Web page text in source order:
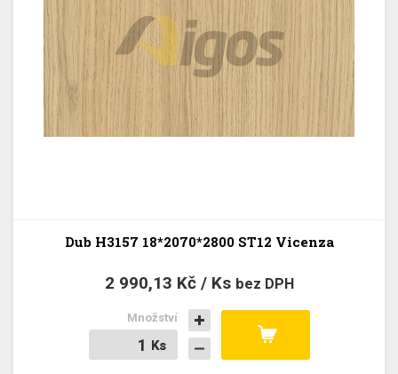
Dub H3157 18*2070*2800 ST12 Vicenza
2 990,13 Kč / Ks bez DPH
Ks
Ks
Množství